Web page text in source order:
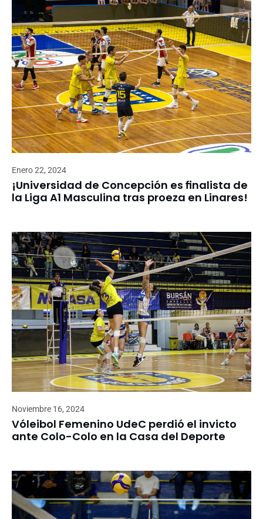
Enero 22, 2024
¡Universidad de Concepción es finalista de
la Liga A1 Masculina tras proeza en Linares!
Noviembre 16, 2024
Vóleibol Femenino UdeC perdió el invicto
ante Colo-Colo en la Casa del Deporte